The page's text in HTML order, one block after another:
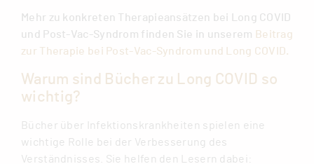
Mehr zu konkreten Therapieansätzen bei Long COVID
und Post-Vac-Syndrom finden Sie in unserem Beitrag
zur Therapie bei Post-Vac-Syndrom und Long COVID.
Warum sind Bücher zu Long COVID so
wichtig?
Bücher über Infektionskrankheiten spielen eine
wichtige Rolle bei der Verbesserung des
Verständnisses. Sie helfen den Lesern dabei: